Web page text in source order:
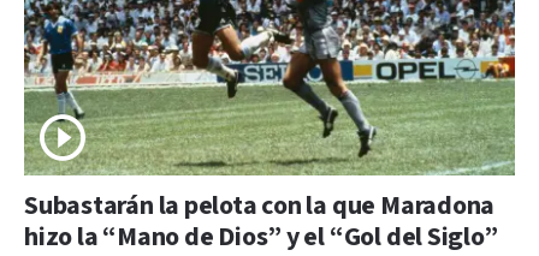
Subastarán la pelota con la que Maradona
hizo la “Mano de Dios” y el “Gol del Siglo”